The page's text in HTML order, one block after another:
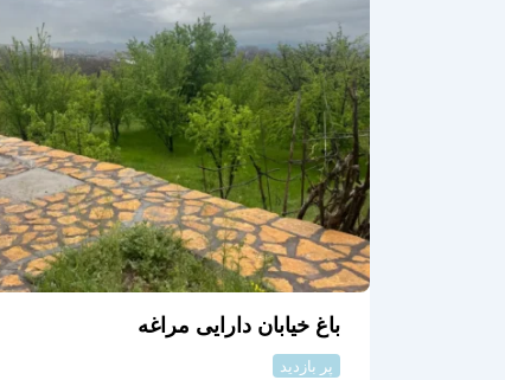
باغ خیابان دارایی مراغه
پر بازدید